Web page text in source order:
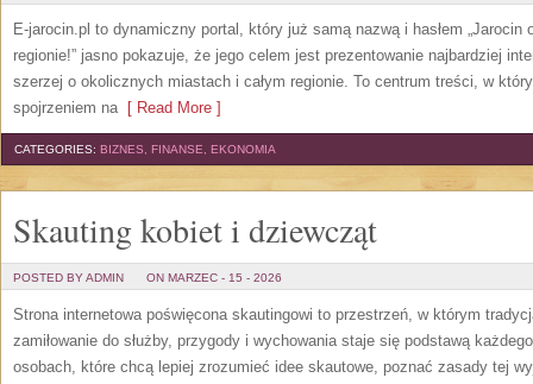
E-jarocin.pl to dynamiczny portal, który już samą nazwą i hasłem
regionie!” jasno pokazuje, że jego celem jest prezentowanie najbardziej
szerzej o okolicznych miastach i całym regionie. To centrum treści, w
spojrzeniem na[ Read More ]
CATEGORIES: BIZNES, FINANSE, EKONOMIA
Skauting kobiet i dziewcząt
POSTED BY ADMIN ON MARZEC - 15 - 2026
Strona internetowa poświęcona skautingowi to przestrzeń, w którym
zamiłowanie do służby, przygody i wychowania staje się podstawą
osobach, które chcą lepiej zrozumieć idee skautowe, poznać zasady tej